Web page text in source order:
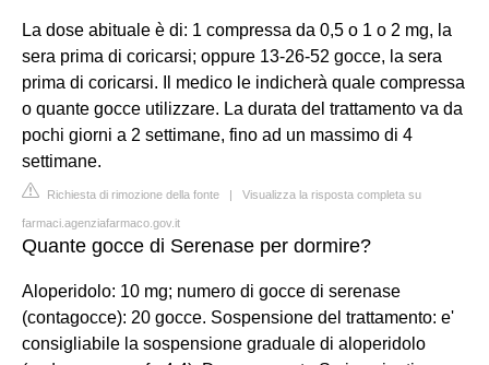
La dose abituale è di: 1 compressa da 0,5 o 1 o 2 mg, la
sera prima di coricarsi; oppure 13-26-52 gocce, la sera
prima di coricarsi. Il medico le indicherà quale compressa
o quante gocce utilizzare. La durata del trattamento va da
pochi giorni a 2 settimane, fino ad un massimo di 4
settimane.
Richiesta di rimozione della fonte Visualizza la risposta completa su
farmaci.agenziafarmaco.gov.it
Quante gocce di Serenase per dormire?
Aloperidolo: 10 mg; numero di gocce di serenase
(contagocce): 20 gocce. Sospensione del trattamento: e'
consigliabile la sospensione graduale di aloperidolo